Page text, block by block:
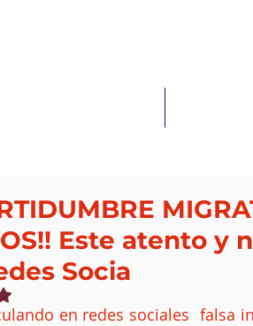
Este atento y
Socia
NaN de 5 estrellas.
en redes sociales  falsa